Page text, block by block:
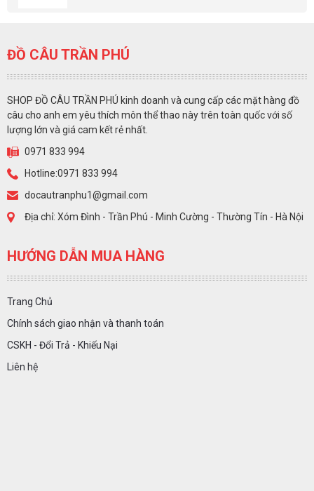
ĐỒ CÂU TRẦN PHÚ
SHOP ĐỒ CÂU TRẦN PHÚ kinh doanh và cung cấp các mặt hàng đồ
câu cho anh em yêu thích môn thể thao này trên toàn quốc với số
lượng lớn và giá cam kết rẻ nhất.
0971 833 994
Hotline:0971 833 994
docautranphu1@gmail.com
Địa chỉ: Xóm Đình - Trần Phú - Minh Cường - Thường Tín - Hà Nội
HƯỚNG DẪN MUA HÀNG
Trang Chủ
Chính sách giao nhận và thanh toán
CSKH - Đổi Trả - Khiếu Nại
Liên hệ